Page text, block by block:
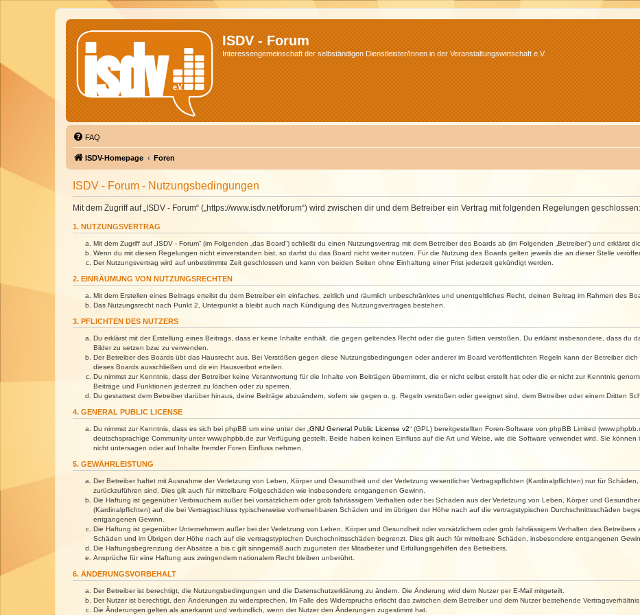
ISDV - Forum
Interessengemeinschaft der selbständigen Dienstleister/Innen in der Veranstaltungswirtschaft e.V.
FAQ
ISDV-Homepage Foren
ISDV - Forum - Nutzungsbedingungen
Mit dem Zugriff auf „ISDV - Forum“ („https://www.isdv.net/forum“) wird zwischen dir und dem Betreiber ein Vertrag mit folgenden Regelungen geschlossen:
1. NUTZUNGSVERTRAG
Mit dem Zugriff auf „ISDV - Forum“ (im Folgenden „das Board“) schließt du einen Nutzungsvertrag mit dem Betreiber des Boards ab (im Folgenden „Betreiber“) und erklärst
Wenn du mit diesen Regelungen nicht einverstanden bist, so darfst du das Board nicht weiter nutzen. Für die Nutzung des Boards gelten jeweils die an dieser Stelle
Der Nutzungsvertrag wird auf unbestimmte Zeit geschlossen und kann von beiden Seiten ohne Einhaltung einer Frist jederzeit gekündigt werden.
2. EINRÄUMUNG VON NUTZUNGSRECHTEN
Mit dem Erstellen eines Beitrags erteilst du dem Betreiber ein einfaches, zeitlich und räumlich unbeschränktes und unentgeltliches Recht, deinen Beitrag im Rahmen des
Das Nutzungsrecht nach Punkt 2, Unterpunkt a bleibt auch nach Kündigung des Nutzungsvertrages bestehen.
3. PFLICHTEN DES NUTZERS
Du erklärst mit der Erstellung eines Beitrags, dass er keine Inhalte enthält, die gegen geltendes Recht oder die guten Sitten verstoßen. Du erklärst insbesondere, dass du
Bilder zu setzen bzw. zu verwenden.
Der Betreiber des Boards übt das Hausrecht aus. Bei Verstößen gegen diese Nutzungsbedingungen oder anderer im Board veröffentlichten Regeln kann der Betreiber
dieses Boards ausschließen und dir ein Hausverbot erteilen.
Du nimmst zur Kenntnis, dass der Betreiber keine Verantwortung für die Inhalte von Beiträgen übernimmt, die er nicht selbst erstellt hat oder die er nicht zur Kenntnis
Beiträge und Funktionen jederzeit zu löschen oder zu sperren.
Du gestattest dem Betreiber darüber hinaus, deine Beiträge abzuändern, sofern sie gegen o. g. Regeln verstoßen oder geeignet sind, dem Betreiber oder einem Dritten
4. GENERAL PUBLIC LICENSE
Du nimmst zur Kenntnis, dass es sich bei phpBB um eine unter der „ GNU General Public License v2“ (GPL) bereitgestellten Foren-Software von phpBB Limited
deutschsprachige Community unter www.phpbb.de zur Verfügung gestellt. Beide haben keinen Einfluss auf die Art und Weise, wie die Software verwendet wird. Sie
nicht untersagen oder auf Inhalte fremder Foren Einfluss nehmen.
5. GEWÄHRLEISTUNG
Der Betreiber haftet mit Ausnahme der Verletzung von Leben, Körper und Gesundheit und der Verletzung wesentlicher Vertragspflichten (Kardinalpflichten) nur für
zurückzuführen sind. Dies gilt auch für mittelbare Folgeschäden wie insbesondere entgangenen Gewinn.
Die Haftung ist gegenüber Verbrauchern außer bei vorsätzlichem oder grob fahrlässigem Verhalten oder bei Schäden aus der Verletzung von Leben, Körper und
(Kardinalpflichten) auf die bei Vertragsschluss typischerweise vorhersehbaren Schäden und im übrigen der Höhe nach auf die vertragstypischen Durchschnittsschäden
entgangenen Gewinn.
Die Haftung ist gegenüber Unternehmern außer bei der Verletzung von Leben, Körper und Gesundheit oder vorsätzlichem oder grob fahrlässigem Verhalten des Betreibers
Schäden und im Übrigen der Höhe nach auf die vertragstypischen Durchschnittsschäden begrenzt. Dies gilt auch für mittelbare Schäden, insbesondere entgangenen
Die Haftungsbegrenzung der Absätze a bis c gilt sinngemäß auch zugunsten der Mitarbeiter und Erfüllungsgehilfen des Betreibers.
Ansprüche für eine Haftung aus zwingendem nationalem Recht bleiben unberührt.
6. ÄNDERUNGSVORBEHALT
Der Betreiber ist berechtigt, die Nutzungsbedingungen und die Datenschutzerklärung zu ändern. Die Änderung wird dem Nutzer per E-Mail mitgeteilt.
Der Nutzer ist berechtigt, den Änderungen zu widersprechen. Im Falle des Widerspruchs erlischt das zwischen dem Betreiber und dem Nutzer bestehende Vertragsverhältnis
Die Änderungen gelten als anerkannt und verbindlich, wenn der Nutzer den Änderungen zugestimmt hat.